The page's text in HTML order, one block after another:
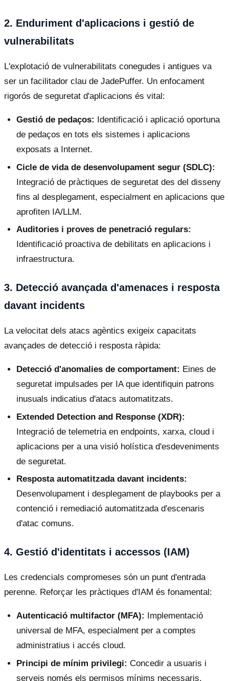
2. Enduriment d'aplicacions i gestió de
vulnerabilitats
L'explotació de vulnerabilitats conegudes i antigues va
ser un facilitador clau de JadePuffer. Un enfocament
rigorós de seguretat d'aplicacions és vital:
Gestió de pedaços: Identificació i aplicació oportuna
de pedaços en tots els sistemes i aplicacions
exposats a Internet.
Cicle de vida de desenvolupament segur (SDLC):
Integració de pràctiques de seguretat des del disseny
fins al desplegament, especialment en aplicacions que
aprofiten IA/LLM.
Auditories i proves de penetració regulars:
Identificació proactiva de debilitats en aplicacions i
infraestructura.
3. Detecció avançada d'amenaces i resposta
davant incidents
La velocitat dels atacs agèntics exigeix capacitats
avançades de detecció i resposta ràpida:
Detecció d'anomalies de comportament: Eines de
seguretat impulsades per IA que identifiquin patrons
inusuals indicatius d'atacs automatitzats.
Extended Detection and Response (XDR):
Integració de telemetria en endpoints, xarxa, cloud i
aplicacions per a una visió holística d'esdeveniments
de seguretat.
Resposta automatitzada davant incidents:
Desenvolupament i desplegament de playbooks per a
contenció i remediació automatitzada d'escenaris
d'atac comuns.
4. Gestió d'identitats i accessos (IAM)
Les credencials compromeses són un punt d'entrada
perenne. Reforçar les pràctiques d'IAM és fonamental:
Autenticació multifactor (MFA):
Implementació
universal de MFA, especialment per a comptes
administratius i accés cloud.
Principi de mínim privilegi: Concedir a usuaris i
serveis només els permisos mínims necessaris.